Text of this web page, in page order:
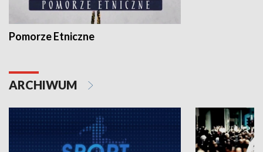
Pomorze Etniczne
ARCHIWUM